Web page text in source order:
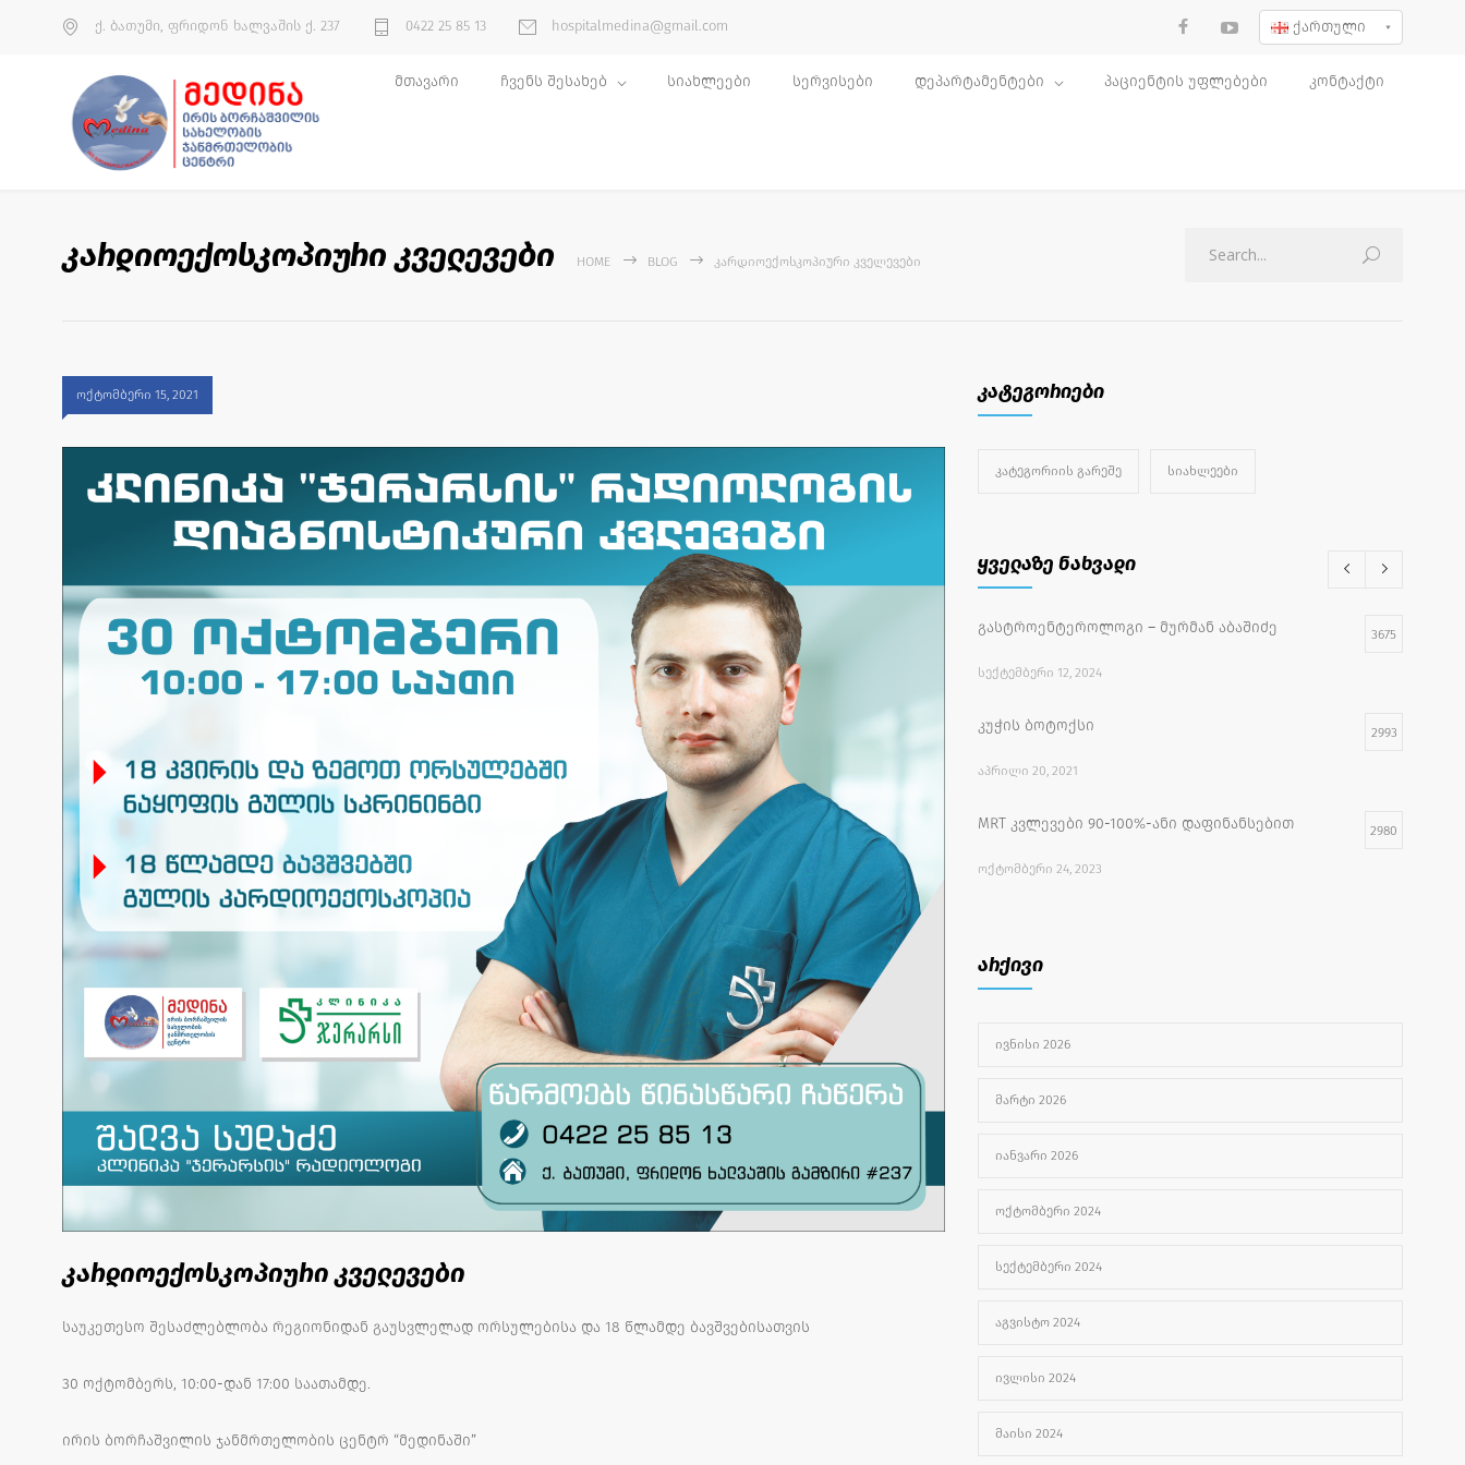
ქ. ბათუმი, ფრიდონ ხალვაშის ქ. 237 0422 25 85 13 hospitalmedina@gmail.com ქართული
მთავარი ჩვენს შესახებ სიახლეები სერვისები დეპარტამენტები პაციენტის უფლებები კონტაქტი
კარდიოექოსკოპიური კველევები HOME BLOG ᲙᲐᲠᲓᲘᲝᲔᲥᲝᲡᲙᲝᲞᲘᲣᲠᲘ ᲙᲕᲔᲚᲔᲕᲔᲑᲘ
ოქტომბერი 15, 2021
კარდიოექოსკოპიური კველევები
საუკეთესო შესაძლებლობა რეგიონიდან გაუსვლელად ორსულებისა და 18 წლამდე ბავშვებისათვის
30 ოქტომბერს, 10:00-დან 17:00 საათამდე.
ირის ბორჩაშვილის ჯანმრთელობის ცენტრ “მედინაში”
კატეგორიები
ᲙᲐᲢᲔᲒᲝᲠᲘᲘᲡ ᲒᲐᲠᲔᲨᲔ ᲡᲘᲐᲮᲚᲔᲔᲑᲘ
ყველაზე ნახვადი
გასტროენტეროლოგი – მურმან აბაშიძე 3675
ᲡᲔᲥᲢᲔᲛᲑᲔᲠᲘ 12, 2024
კუჭის ბოტოქსი 2993
ᲐᲞᲠᲘᲚᲘ 20, 2021
MRT კვლევები 90-100%-ანი დაფინანსებით 2980
ᲝᲥᲢᲝᲛᲑᲔᲠᲘ 24, 2023
ᲘᲕᲚᲘᲡᲘ 27, 2022
არქივი
ᲘᲕᲜᲘᲡᲘ 2026
ᲛᲐᲠᲢᲘ 2026
ᲘᲐᲜᲕᲐᲠᲘ 2026
ᲝᲥᲢᲝᲛᲑᲔᲠᲘ 2024
ᲡᲔᲥᲢᲔᲛᲑᲔᲠᲘ 2024
ᲐᲒᲕᲘᲡᲢᲝ 2024
ᲘᲕᲚᲘᲡᲘ 2024
ᲛᲐᲘᲡᲘ 2024